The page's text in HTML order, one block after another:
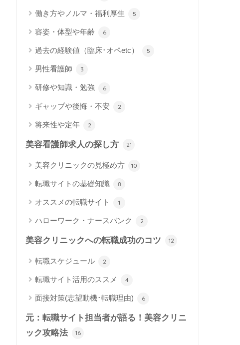
働き方やノルマ・福利厚生 5
容姿・体型や年齢 6
過去の経験値（臨床･オペetc） 5
男性看護師 3
研修や知識・勉強 6
ギャップや後悔・不安 2
将来性や定年 2
美容看護師求人の探し方 21
美容クリニックの見極め方 10
転職サイトの基礎知識 8
オススメの転職サイト 1
ハローワーク・ナースバンク 2
美容クリニックへの転職成功のコツ 12
転職スケジュール 2
転職サイト活用のススメ 4
面接対策(志望動機･転職理由) 6
元：転職サイト担当者が語る！美容クリニ
ック攻略法
16